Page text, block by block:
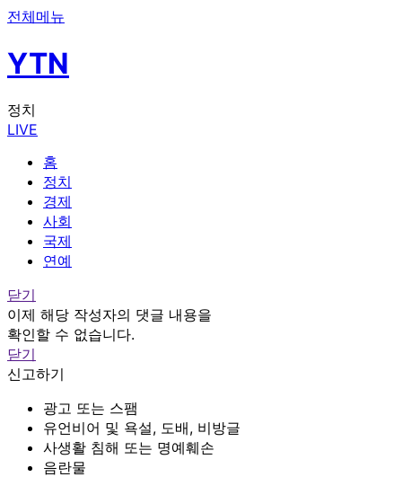
전체메뉴
YTN
정치
LIVE
홈
정치
경제
사회
국제
연예
닫기
이제 해당 작성자의 댓글 내용을
확인할 수 없습니다.
닫기
신고하기
광고 또는 스팸
유언비어 및 욕설, 도배, 비방글
사생활 침해 또는 명예훼손
음란물